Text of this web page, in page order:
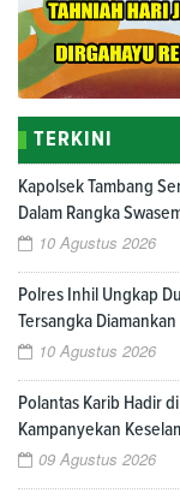
TERKINI
Kapolsek Tambang
Dalam Rangka
10 Agustus 2026
Polres Inhil Ungkap
Tersangka Diamankan
10 Agustus 2026
Polantas Karib Hadir
Kampanyekan
09 Agustus 2026